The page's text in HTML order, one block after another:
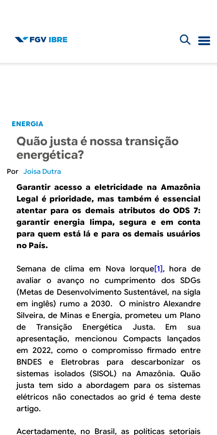
B
g
o
B
o
á
i
o
d
e
u
s
c
a
ENERGIA
Quão justa é nossa transição
energética?
Joisa Dutra
Garantir acesso a eletricidade na Amazônia
Legal é prioridade, mas também é essencial
atentar para os demais atributos do ODS 7:
garantir energia limpa, segura e em conta
para quem está lá e para os demais usuários
no País.
Semana de clima em Nova Iorque[1], hora de
avaliar o avanço no cumprimento dos SDGs
(Metas de Desenvolvimento Sustentável, na sigla
em inglês) rumo a 2030. O ministro Alexandre
Silveira, de Minas e Energia, prometeu um Plano
de Transição Energética Justa. Em sua
apresentação, mencionou Compacts lançados
em 2022, como o compromisso firmado entre
BNDES e Eletrobras para descarbonizar os
sistemas isolados (SISOL) na Amazônia. Quão
justa tem sido a abordagem para os sistemas
elétricos não conectados ao grid é tema deste
artigo.
Acertadamente, no Brasil, as políticas setoriais